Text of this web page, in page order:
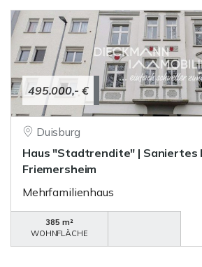
495.000,- €
Duisburg
Haus "Stadtrendite" | Saniertes
Friemersheim
Mehrfamilienhaus
385 m²
WOHNFLÄCHE